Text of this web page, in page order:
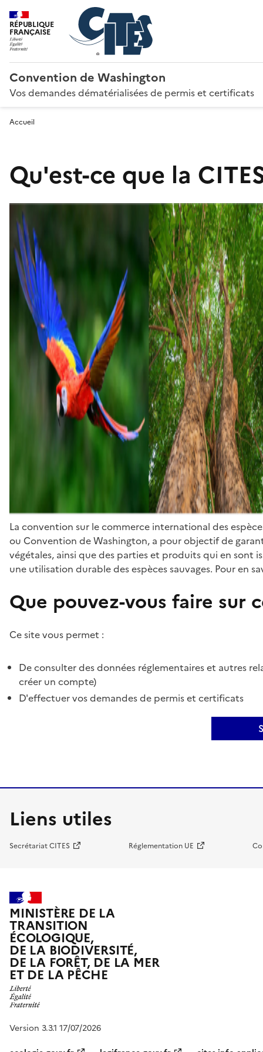
RÉPUBLIQUE
FRANÇAISE
Convention de Washington
Vos demandes dématérialisées de permis et certificats
Accueil
Qu'est-ce que la
La convention sur le commerce international des
ou Convention de Washington, a pour objectif de
végétales, ainsi que des parties et produits qui en sont
une utilisation durable des espèces sauvages. Pour en
Que pouvez-vous faire sur
Ce site vous permet :
De consulter des données réglementaires et autres
créer un compte)
D'effectuer vos demandes de permis et certificats
Liens utiles
Secrétariat CITES Réglementation UE
MINISTÈRE DE LA
TRANSITION
ÉCOLOGIQUE,
DE LA BIODIVERSITÉ,
DE LA FORÊT, DE LA MER
ET DE LA PÊCHE
Version 3.3.1 17/07/2026